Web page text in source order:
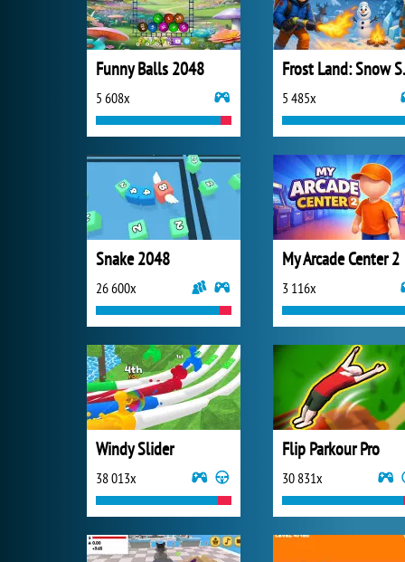
Funny Balls 2048
5 608x 5 485x
Snake 2048
26 600x
My Arcade Center 2
3 116x
Windy Slider
38 013x
Flip Parkour Pro
30 831x